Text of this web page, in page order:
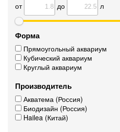
от до л
Форма
Прямоугольный аквариум
Кубический аквариум
Круглый аквариум
Производитель
Акватема (Россия)
Биодизайн (Россия)
Hailea (Китай)